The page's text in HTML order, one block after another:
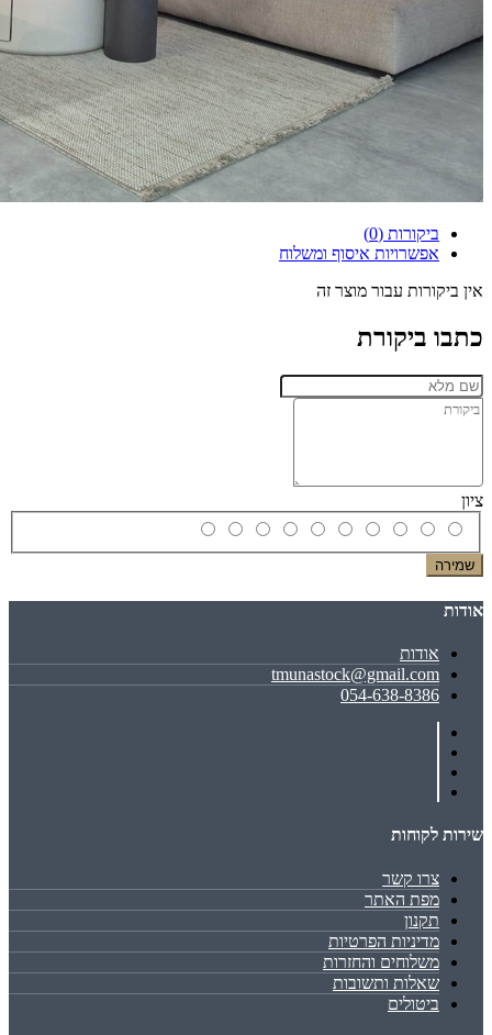
ביקורות (0)
אפשרויות איסוף ומשלוח
אין ביקורות עבור מוצר זה
כתבו ביקורת
ציון
שמירה
אודות
אודות
tmunastock@gmail.com
054-638-8386
שירות לקוחות
צרו קשר
מפת האתר
תקנון
מדיניות הפרטיות
משלוחים והחזרות
שאלות ותשובות
ביטולים